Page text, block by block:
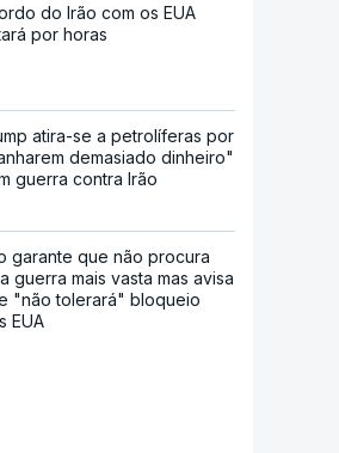
do Irão com os EUA
por horas
atira-se a petrolíferas por
demasiado dinheiro"
guerra contra Irão
garante que não procura
guerra mais vasta mas avisa
"não tolerará" bloqueio
EUA